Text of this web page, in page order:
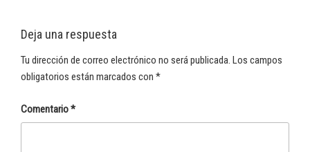
Deja una respuesta
Tu dirección de correo electrónico no será publicada. Los campos
obligatorios están marcados con *
Comentario*